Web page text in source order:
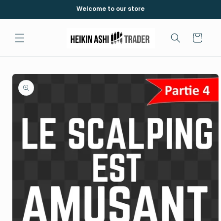
Welcome to our store
Cart
Skip to
product
information